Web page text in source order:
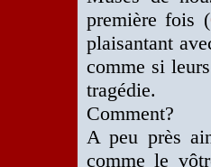
première fois (
plaisantant
comme si
tragédie.
Comment?
A peu près
comme le